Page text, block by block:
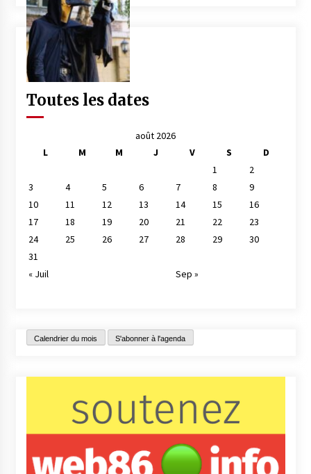
Toutes les dates
août 2026
L
M M J V S
D
1
2
3
4 5 6 7 8
9
10
11 12 13 14 15
16
17
18 19 20 21 22
23
24
25 26 27 28 29
30
31
« Juil
Sep »
Calendrier du mois S'abonner à l'agenda